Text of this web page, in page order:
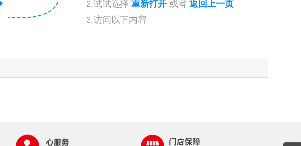
2.试试选择 重新打开 或者 返回上一页
3.访问以下内容